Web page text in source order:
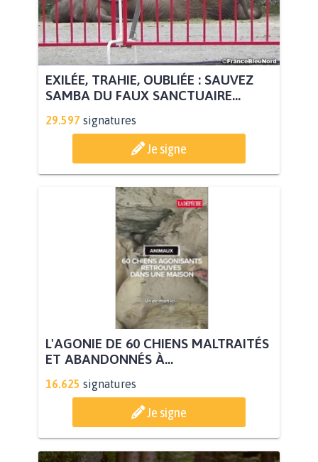
EXILÉE, TRAHIE, OUBLIÉE : SAUVEZ
SAMBA DU FAUX SANCTUAIRE...
29.597 signatures
Je signe
L'AGONIE DE 60 CHIENS MALTRAITÉS
ET ABANDONNÉS À...
16.625 signatures
Je signe